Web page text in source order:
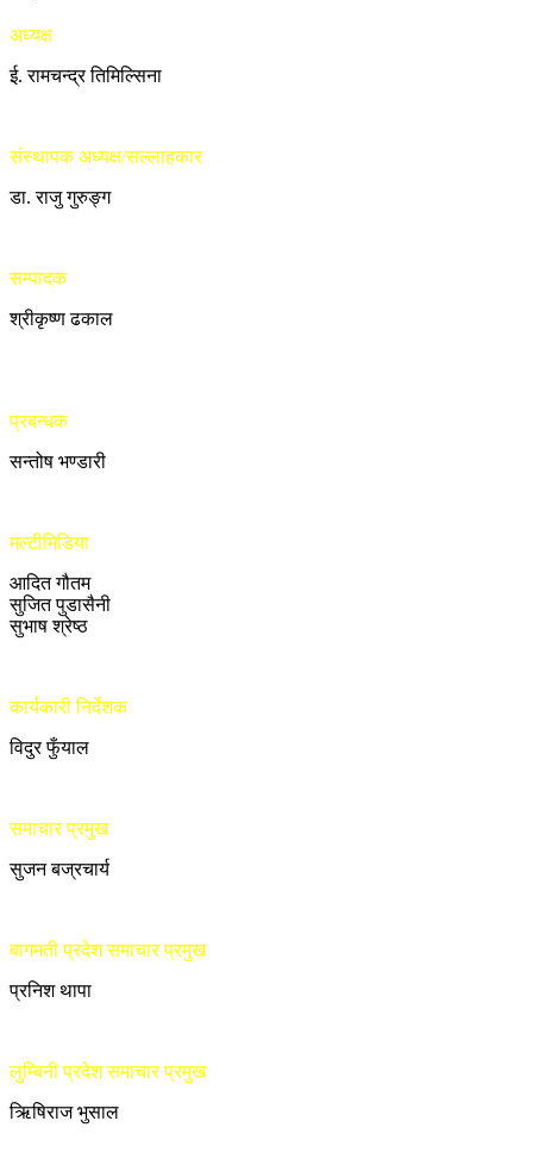
अध्यक्ष
ई. रामचन्द्र तिमिल्सिना
संस्थापक अध्यक्ष/सल्लाहकार
डा. राजु गुरुङ्ग
सम्पादक
श्रीकृष्ण ढकाल
प्रबन्धक
सन्तोष भण्डारी
मल्टीमिडिया
आदित गौतम
सुजित पुडासैनी
सुभाष श्रेष्ठ
कार्यकारी निर्देशक
विदुर फुँयाल
समाचार प्रमुख
सुजन बज्रचार्य
बागमती प्रदेश समाचार प्रमुख
प्रनिश थापा
लुम्बिनी प्रदेश समाचार प्रमुख
ऋिषिराज भुसाल